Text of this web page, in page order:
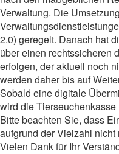
Verwaltung. Die
2.0) geregelt. Danach hat
über einen rechtssicheren
erfolgen, der aktuell noch
werden daher bis auf
Sobald eine digitale
wird die
Bitte beachten Sie, dass
aufgrund der Vielzahl
Vielen Dank für Ihr